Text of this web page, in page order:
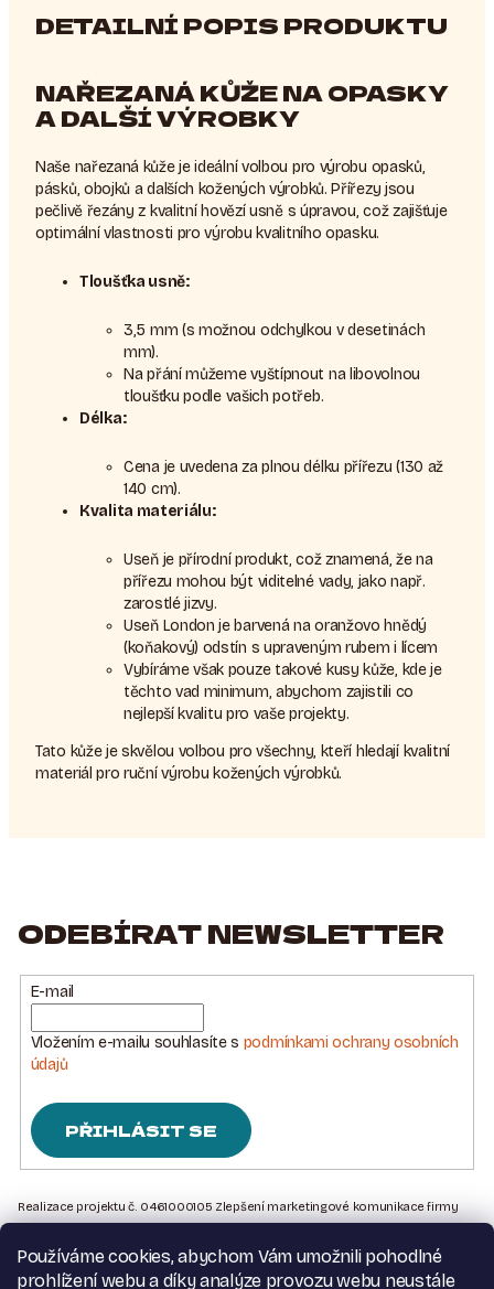
Používáme cookies, abychom Vám umožnili pohodlné
prohlížení webu a díky analýze provozu webu neustále
DETAILNÍ POPIS PRODUKTU
NAŘEZANÁ KŮŽE NA OPASKY
A DALŠÍ VÝROBKY
Naše nařezaná kůže je ideální volbou pro výrobu opasků,
pásků, obojků a dalších kožených výrobků. Přířezy jsou
pečlivě řezány z kvalitní hovězí usně s úpravou, což zajišťuje
optimální vlastnosti pro výrobu kvalitního opasku.
Tloušťka usně:
3,5 mm (s možnou odchylkou v desetinách
mm).
Na přání můžeme vyštípnout na libovolnou
tloušťku podle vašich potřeb.
Délka:
Cena je uvedena za plnou délku přířezu (130 až
140 cm).
Kvalita materiálu:
Useň je přírodní produkt, což znamená, že na
přířezu mohou být viditelné vady, jako např.
zarostlé jizvy.
Useň London je barvená na oranžovo hnědý
(koňakový) odstín s upraveným rubem i lícem
Vybíráme však pouze takové kusy kůže, kde je
těchto vad minimum, abychom zajistili co
nejlepší kvalitu pro vaše projekty.
Tato kůže je skvělou volbou pro všechny, kteří hledají kvalitní
materiál pro ruční výrobu kožených výrobků.
ODEBÍRAT NEWSLETTER
E-mail
Vložením e-mailu souhlasíte s podmínkami ochrany osobních
údajů
PŘIHLÁSIT SE
Á
P
A
Realizace projektu č. 0461000105 Zlepšení marketingové komunikace firmy
Kontakt na nás